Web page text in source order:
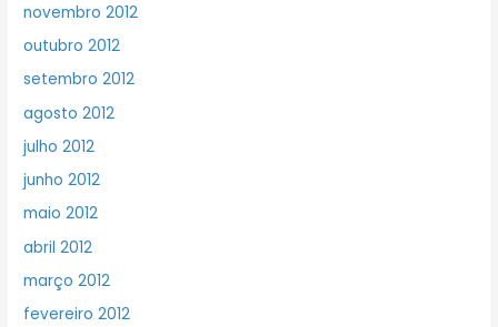
novembro 2012
outubro 2012
setembro 2012
agosto 2012
julho 2012
junho 2012
maio 2012
abril 2012
março 2012
fevereiro 2012